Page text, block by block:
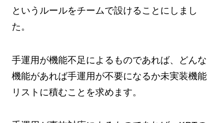
というルールをチームで設けることにしまし
た。
手運用が機能不足によるものであれば、どんな
機能があれば手運用が不要になるか未実装機能
リストに積むことを求めます。